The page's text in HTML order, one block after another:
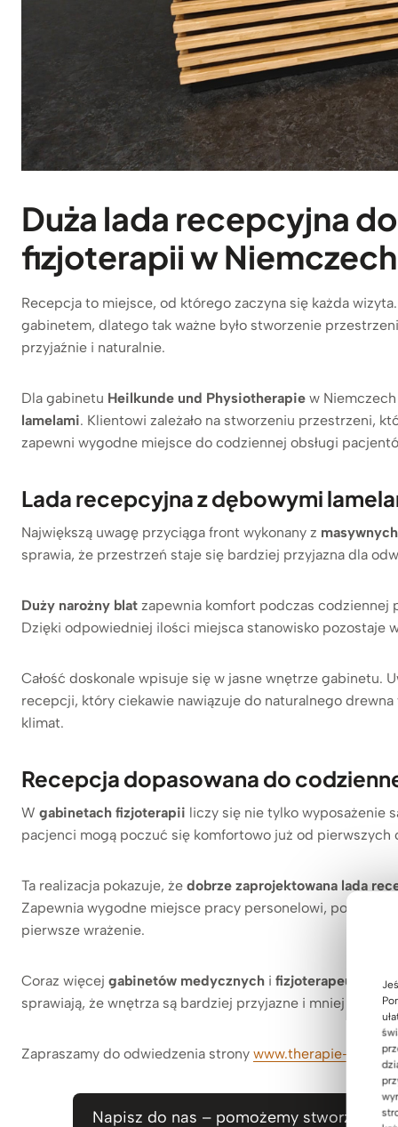
Duża lada recepcyjna
fizjoterapii w Niemczech
Recepcja to miejsce, od którego zaczyna się każda
gabinetem, dlatego tak ważne było stworzenie
przyjaźnie i naturalnie.
Dla gabinetu Heilkunde und Physiotherapie w
lamelami. Klientowi zależało na stworzeniu przestrzeni,
zapewni wygodne miejsce do codziennej obsługi
Lada recepcyjna z dębowymi
Największą uwagę przyciąga front wykonany z
sprawia, że przestrzeń staje się bardziej przyjazna dla
Duży narożny blat zapewnia komfort podczas codziennej
Dzięki odpowiedniej ilości miejsca stanowisko pozostaje
Całość doskonale wpisuje się w jasne wnętrze gabinetu.
recepcji, który ciekawie nawiązuje do naturalnego
klimat.
Recepcja dopasowana do
W gabinetach fizjoterapii liczy się nie tylko wyposażenie
pacjenci mogą poczuć się komfortowo już od
Ta realizacja pokazuje, że dobrze zaprojektowana lada
Zapewnia wygodne miejsce pracy personelowi, pomaga
pierwsze wrażenie.
Coraz więcej gabinetów medycznych i
sprawiają, że wnętrza są bardziej przyjazne i mniej
Zapraszamy do odwiedzenia strony www.therapie-
Napisz do nas – pomożemy stworzyć